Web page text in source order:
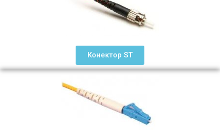
Конектор ST